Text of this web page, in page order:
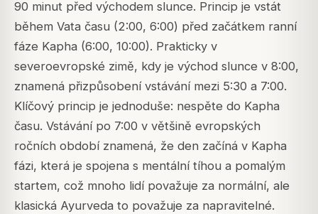
90 minut před východem slunce. Princip je vstát
během Vata času (2:00, 6:00) před začátkem ranní
fáze Kapha (6:00, 10:00). Prakticky v
severoevropské zimě, kdy je východ slunce v 8:00,
znamená přizpůsobení vstávání mezi 5:30 a 7:00.
Klíčový princip je jednoduše: nespěte do Kapha
času. Vstávání po 7:00 v většině evropských
ročních období znamená, že den začíná v Kapha
fázi, která je spojena s mentální tíhou a pomalým
startem, což mnoho lidí považuje za normální, ale
klasická Ayurveda to považuje za napravitelné.